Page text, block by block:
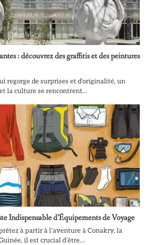
: découvrez des graffitis et des peintures
regorge de surprises et d’originalité, un
la culture se rencontrent…
Indispensable d’Équipements de Voyage
à partir à l’aventure à Conakry, la
il est crucial d’être…